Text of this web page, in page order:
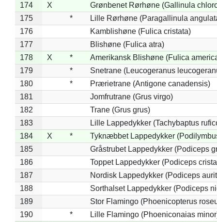
174
X
Grønbenet Rørhøne (Gallinula
175
*
Lille Rørhøne (Paragallinula
176
Kamblishøne (Fulica cristata)
177
Blishøne (Fulica atra)
178
X *
Amerikansk Blishøne (Fulica
179
*
Snetrane (Leucogeranus
180
*
Prærietrane (Antigone canadensis)
181
Jomfrutrane (Grus virgo)
182
Trane (Grus grus)
183
Lille Lappedykker (Tachybaptus
184
X *
Tyknæbbet Lappedykker
185
Gråstrubet Lappedykker (Podiceps
186
Toppet Lappedykker (Podiceps
187
Nordisk Lappedykker (Podiceps
188
Sorthalset Lappedykker (Podiceps
189
Stor Flamingo (Phoenicopterus
190
*
Lille Flamingo (Phoeniconaias